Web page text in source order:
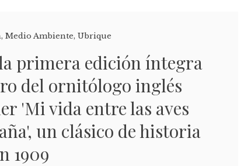
,Medio Ambiente,Ubrique
primera edición íntegra
del ornitólogo inglés
'Mi vida entre las aves
un clásico de historia
1909